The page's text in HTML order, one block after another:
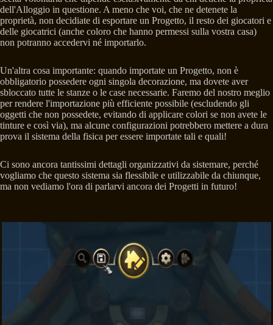
dell'Alloggio in questione. A meno che voi, che ne detenete la
proprietà, non decidiate di esportare un Progetto, il resto dei giocatori e
delle giocatrici (anche coloro che hanno permessi sulla vostra casa)
non potranno accedervi né importarlo.
Un'altra cosa importante: quando importate un Progetto, non è
obbligatorio possedere ogni singola decorazione, ma dovete aver
sbloccato tutte le stanze o le case necessarie. Faremo del nostro meglio
per rendere l'importazione più efficiente possibile (escludendo gli
oggetti che non possedete, evitando di applicare colori se non avete le
tinture e così via), ma alcune configurazioni potrebbero mettere a dura
prova il sistema della fisica per essere importate tali e quali!
Ci sono ancora tantissimi dettagli organizzativi da sistemare, perché
vogliamo che questo sistema sia flessibile e utilizzabile da chiunque,
ma non vediamo l'ora di parlarvi ancora dei Progetti in futuro!